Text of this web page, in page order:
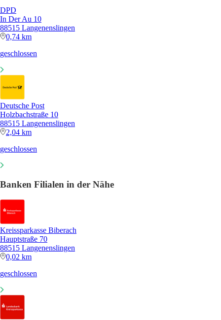
DPD
In Der Au 10
88515 Langenenslingen
0,74 km
geschlossen
Deutsche Post
Holzbachstraße 10
88515 Langenenslingen
2,04 km
geschlossen
Banken Filialen in der Nähe
Kreissparkasse Biberach
Hauptstraße 70
88515 Langenenslingen
0,02 km
geschlossen